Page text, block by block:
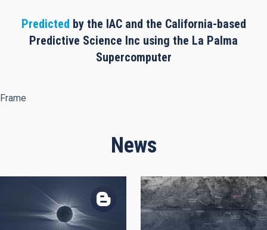
Predicted by the IAC and the California-based
Predictive Science Inc using the La Palma
Supercomputer
Frame
News